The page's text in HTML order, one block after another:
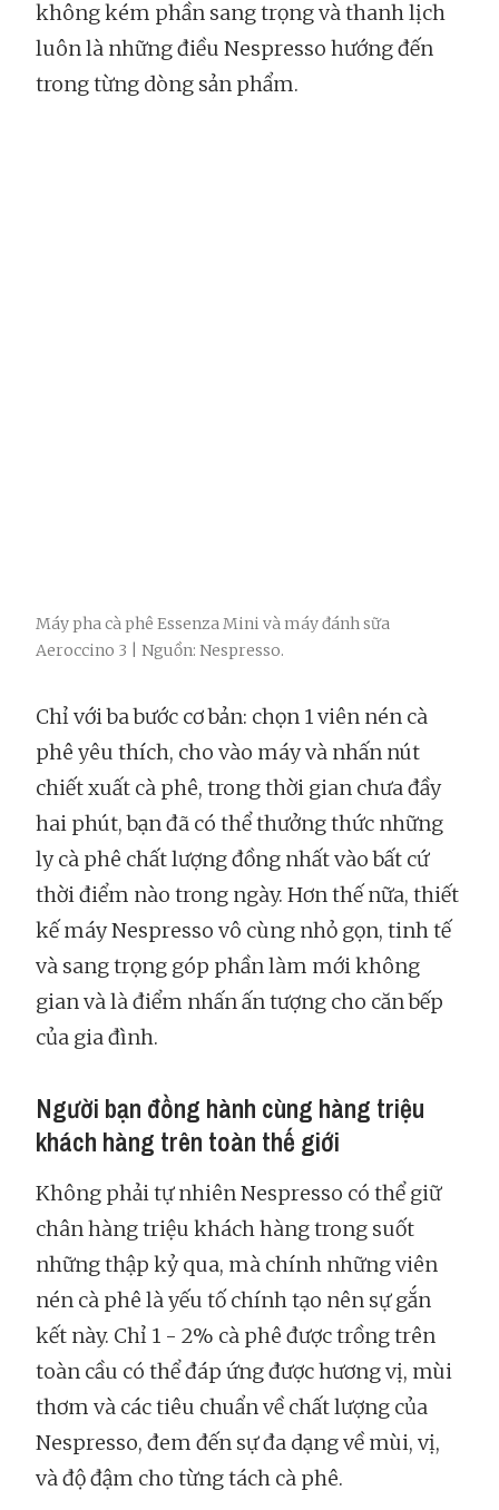
không kém phần sang trọng và thanh lịch
luôn là những điều Nespresso hướng đến
trong từng dòng sản phẩm.
Máy pha cà phê Essenza Mini và máy đánh sữa
Aeroccino 3 | Nguồn: Nespresso.
Chỉ với ba bước cơ bản: chọn 1 viên nén cà
phê yêu thích, cho vào máy và nhấn nút
chiết xuất cà phê, trong thời gian chưa đầy
hai phút, bạn đã có thể thưởng thức những
ly cà phê chất lượng đồng nhất vào bất cứ
thời điểm nào trong ngày. Hơn thế nữa, thiết
kế máy Nespresso vô cùng nhỏ gọn, tinh tế
và sang trọng góp phần làm mới không
gian và là điểm nhấn ấn tượng cho căn bếp
của gia đình.
Người bạn đồng hành cùng hàng triệu
khách hàng trên toàn thế giới
Không phải tự nhiên Nespresso có thể giữ
chân hàng triệu khách hàng trong suốt
những thập kỷ qua, mà chính những viên
nén cà phê là yếu tố chính tạo nên sự gắn
kết này. Chỉ 1 - 2% cà phê được trồng trên
toàn cầu có thể đáp ứng được hương vị, mùi
thơm và các tiêu chuẩn về chất lượng của
Nespresso, đem đến sự đa dạng về mùi, vị,
và độ đậm cho từng tách cà phê.